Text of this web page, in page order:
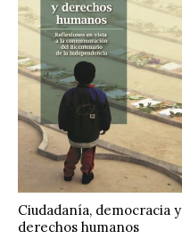
Ciudadanía, democracia y
derechos humanos